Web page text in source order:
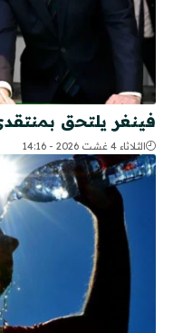
فينغر يلتحق
الثلاثاء 4 غشت 2026 - 14:16